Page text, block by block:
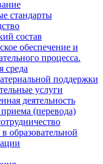
стандарты
состав
обеспечение и
процесса.
среда
поддержки
услуги
деятельность
(перевода)
образовательной